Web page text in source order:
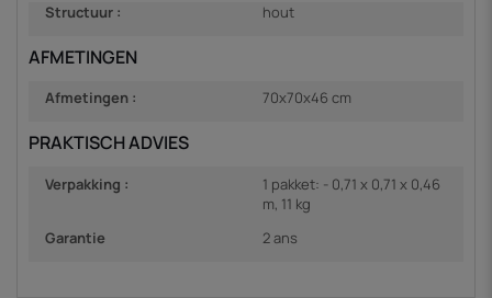
Structuur :
hout
AFMETINGEN
Afmetingen : 70x70x46 cm
PRAKTISCH ADVIES
Verpakking :
1 pakket: - 0,71 x 0,71 x 0,46
m, 11 kg
Garantie
2 ans